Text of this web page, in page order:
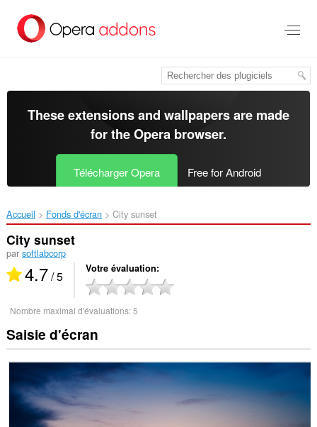
contenu
These extensions and wallpapers are made
for theOpera browser.
Télécharger Opera Free for Android
Accueil Fonds d'écran City sunset‎
City sunset
par softlabcorp
4.7/ 5 Votre évaluation
Nombre maximal d'évaluations:5
Saisie d'écran